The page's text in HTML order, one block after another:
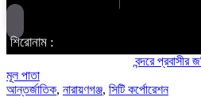
শিরোনাম :
বন্দরে প্রবাসীর জমি
মূল পাতা
আন্তর্জাতিক, নারায়ণগঞ্জ, সিটি কর্পোরেশন